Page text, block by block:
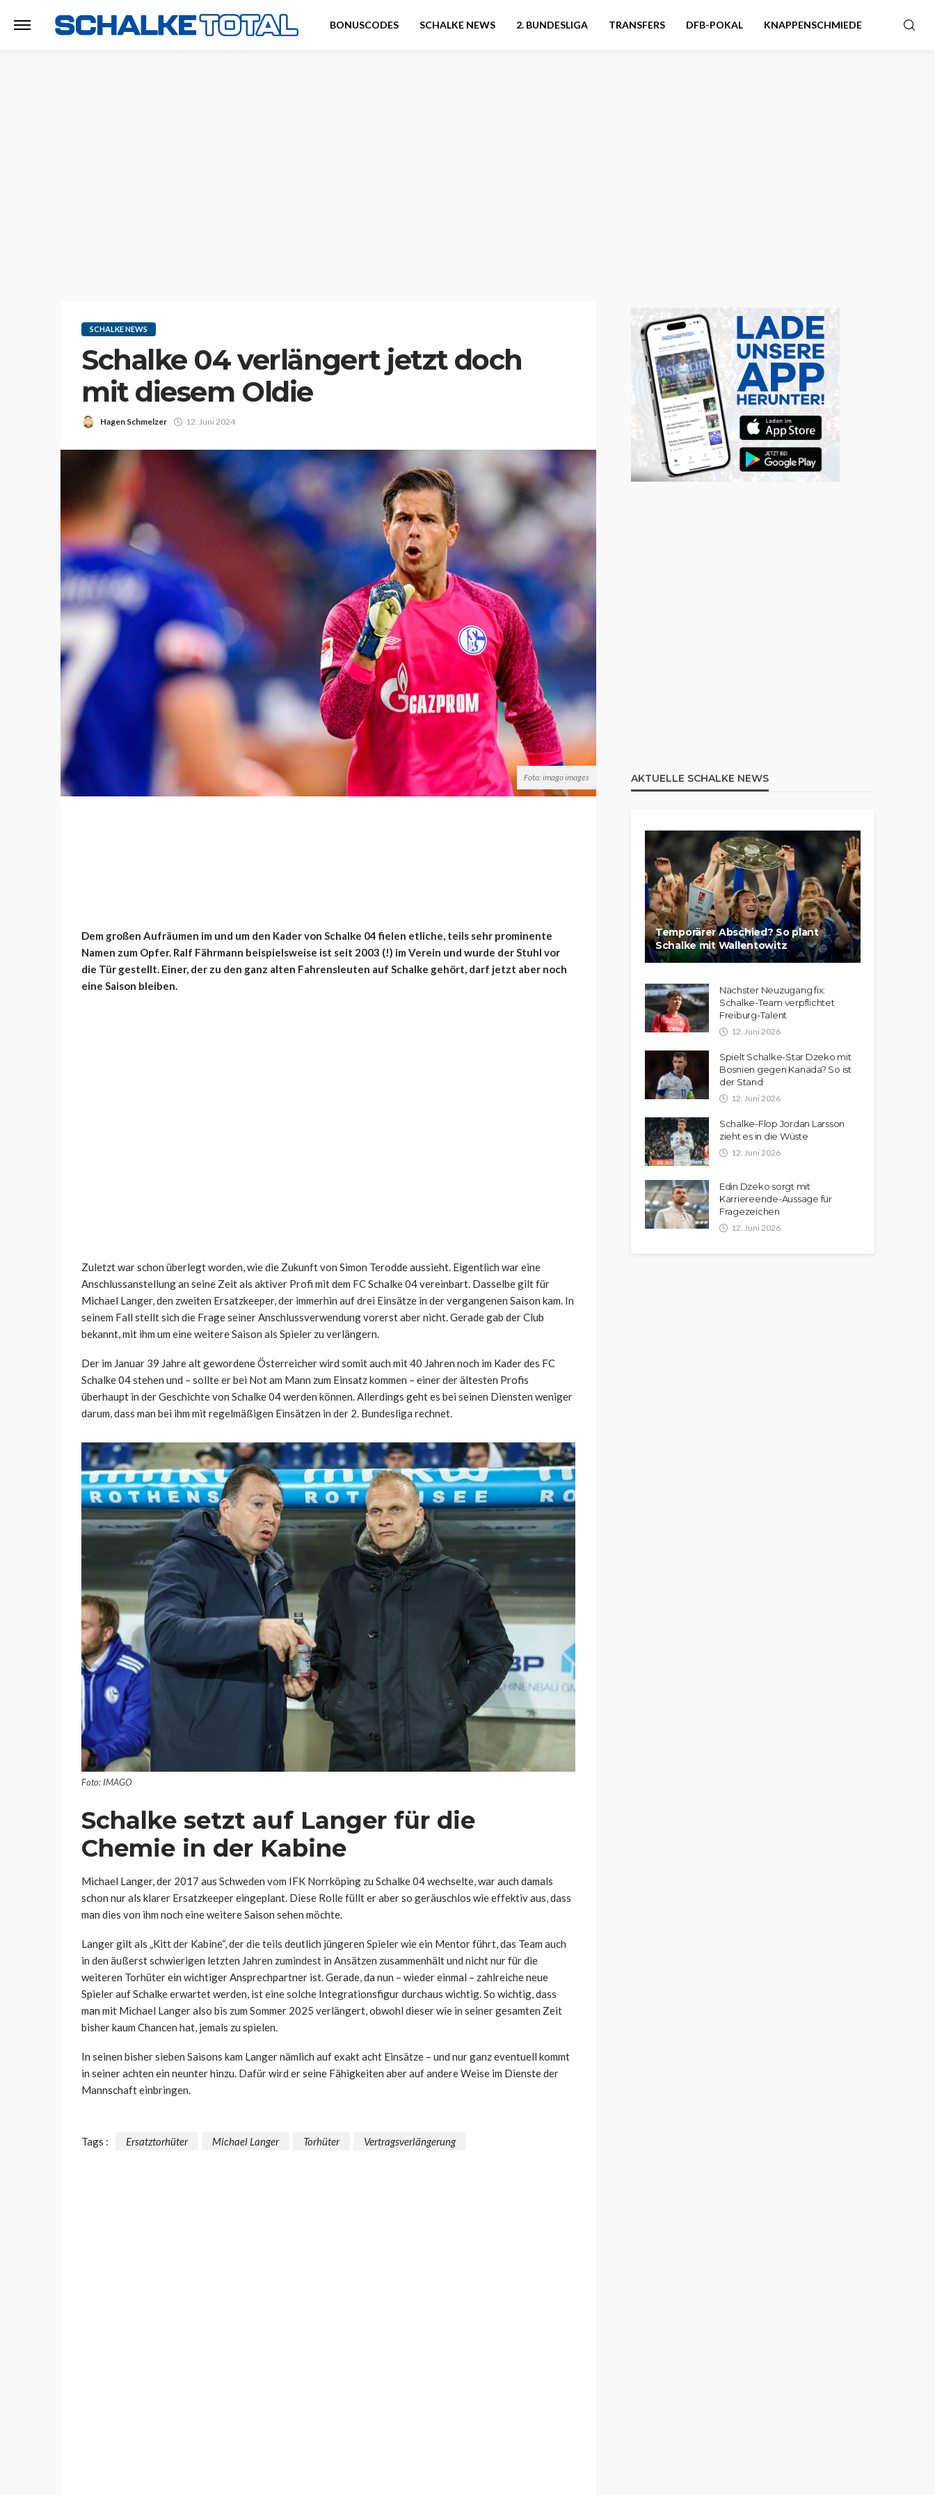
BONUSCODES SCHALKE NEWS 2. BUNDESLIGA TRANSFERS DFB-POKAL KNAPPENSCHMIEDE
SCHALKE NEWS
Schalke 04 verlängert jetzt doch
mit diesem Oldie
Hagen Schmelzer 12. Juni 2024
Foto: imago images
Dem großen Aufräumen im und um den Kader von Schalke 04 fielen etliche, teils sehr prominente
Namen zum Opfer. Ralf Fährmann beispielsweise ist seit 2003 (!) im Verein und wurde der Stuhl vor
die Tür gestellt. Einer, der zu den ganz alten Fahrensleuten auf Schalke gehört, darf jetzt aber noch
eine Saison bleiben.
Zuletzt war schon überlegt worden, wie die Zukunft von Simon Terodde aussieht. Eigentlich war eine
Anschlussanstellung an seine Zeit als aktiver Profi mit dem FC Schalke 04 vereinbart. Dasselbe gilt für
Michael Langer, den zweiten Ersatzkeeper, der immerhin auf drei Einsätze in der vergangenen Saison kam. In
seinem Fall stellt sich die Frage seiner Anschlussverwendung vorerst aber nicht. Gerade gab der Club
bekannt, mit ihm um eine weitere Saison als Spieler zu verlängern.
Der im Januar 39 Jahre alt gewordene Österreicher wird somit auch mit 40 Jahren noch im Kader des FC
Schalke 04 stehen und – sollte er bei Not am Mann zum Einsatz kommen – einer der ältesten Profis
überhaupt in der Geschichte von Schalke 04 werden können. Allerdings geht es bei seinen Diensten weniger
darum, dass man bei ihm mit regelmäßigen Einsätzen in der 2. Bundesliga rechnet.
Foto: IMAGO
Schalke setzt auf Langer für die
Chemie in der Kabine
Michael Langer, der 2017 aus Schweden vom IFK Norrköping zu Schalke 04 wechselte, war auch damals
schon nur als klarer Ersatzkeeper eingeplant. Diese Rolle füllt er aber so geräuschlos wie effektiv aus, dass
man dies von ihm noch eine weitere Saison sehen möchte.
Langer gilt als „Kitt der Kabine“, der die teils deutlich jüngeren Spieler wie ein Mentor führt, das Team auch
in den äußerst schwierigen letzten Jahren zumindest in Ansätzen zusammenhält und nicht nur für die
weiteren Torhüter ein wichtiger Ansprechpartner ist. Gerade, da nun – wieder einmal – zahlreiche neue
Spieler auf Schalke erwartet werden, ist eine solche Integrationsfigur durchaus wichtig. So wichtig, dass
man mit Michael Langer also bis zum Sommer 2025 verlängert, obwohl dieser wie in seiner gesamten Zeit
bisher kaum Chancen hat, jemals zu spielen.
In seinen bisher sieben Saisons kam Langer nämlich auf exakt acht Einsätze – und nur ganz eventuell kommt
in seiner achten ein neunter hinzu. Dafür wird er seine Fähigkeiten aber auf andere Weise im Dienste der
Mannschaft einbringen.
Tags : Ersatztorhüter Michael Langer Torhüter Vertragsverlängerung
AKTUELLE SCHALKE NEWS
Temporärer Abschied? So plant
Schalke mit Wallentowitz
Nächster Neuzugang fix:
Schalke-Team verpflichtet
Freiburg-Talent
12. Juni 2026
Spielt Schalke-Star Dzeko mit
Bosnien gegen Kanada? So ist
der Stand
12. Juni 2026
Schalke-Flop Jordan Larsson
zieht es in die Wüste
12. Juni 2026
Edin Dzeko sorgt mit
Karriereende-Aussage für
Fragezeichen
12. Juni 2026